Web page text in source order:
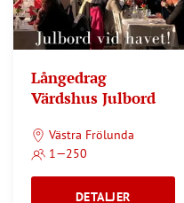
Långedrag
Värdshus Julbord
Västra Frölunda
1—250
DETALJER